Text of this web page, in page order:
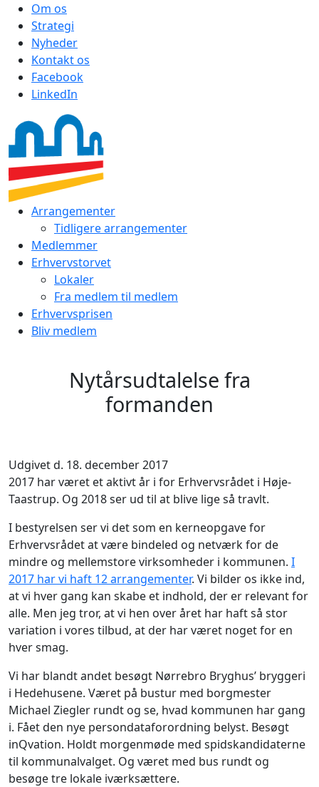
Om os
Strategi
Nyheder
Kontakt os
Facebook
LinkedIn
Arrangementer
Tidligere arrangementer
Medlemmer
Erhvervstorvet
Lokaler
Fra medlem til medlem
Erhvervsprisen
Bliv medlem
Nytårsudtalelse fra
formanden
Udgivet d. 18. december 2017
2017 har været et aktivt år i for Erhvervsrådet i Høje-
Taastrup. Og 2018 ser ud til at blive lige så travlt.
I bestyrelsen ser vi det som en kerneopgave for
Erhvervsrådet at være bindeled og netværk for de
mindre og mellemstore virksomheder i kommunen. I
2017 har vi haft 12 arrangementer. Vi bilder os ikke ind,
at vi hver gang kan skabe et indhold, der er relevant for
alle. Men jeg tror, at vi hen over året har haft så stor
variation i vores tilbud, at der har været noget for en
hver smag.
Vi har blandt andet besøgt Nørrebro Bryghus’ bryggeri
i Hedehusene. Været på bustur med borgmester
Michael Ziegler rundt og se, hvad kommunen har gang
i. Fået den nye persondataforordning belyst. Besøgt
inQvation. Holdt morgenmøde med spidskandidaterne
til kommunalvalget. Og været med bus rundt og
besøge tre lokale iværksættere.